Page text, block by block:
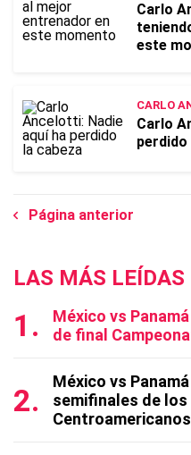
Carlo
este
CARLO
Carlo
perdido
Página anterior
LAS MÁS LEÍDAS
México vs
de final
México vs
semifinales de